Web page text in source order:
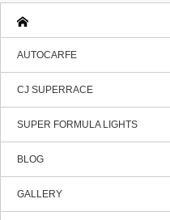
AUTOCARFE
CJ SUPERRACE
SUPER FORMULA LIGHTS
BLOG
GALLERY